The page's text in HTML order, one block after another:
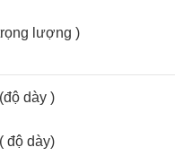
lượng )
dày )
độ dày)